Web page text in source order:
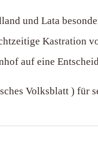
und Lata
Kastration
auf eine
Volksblatt ) für